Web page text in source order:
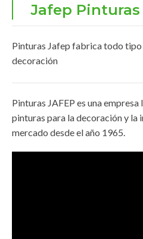
Jafep Pinturas
Pinturas Jafep fabrica todo
decoración
Pinturas JAFEP es una
pinturas para la decoración y la
mercado desde el año 1965.